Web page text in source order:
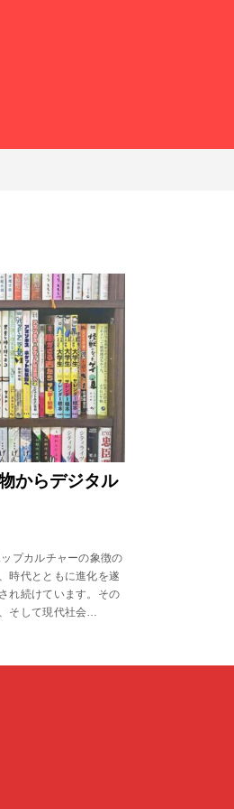
からデジタル
プカルチャーの象徴の
時代とともに進化を遂
れ続けています。その
そして現代社会…